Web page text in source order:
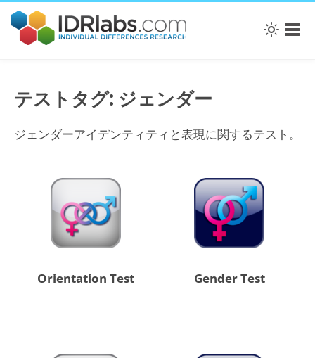
テストタグ: ジェンダー
ジェンダーアイデンティティと表現に関するテスト。
Orientation Test Gender Test